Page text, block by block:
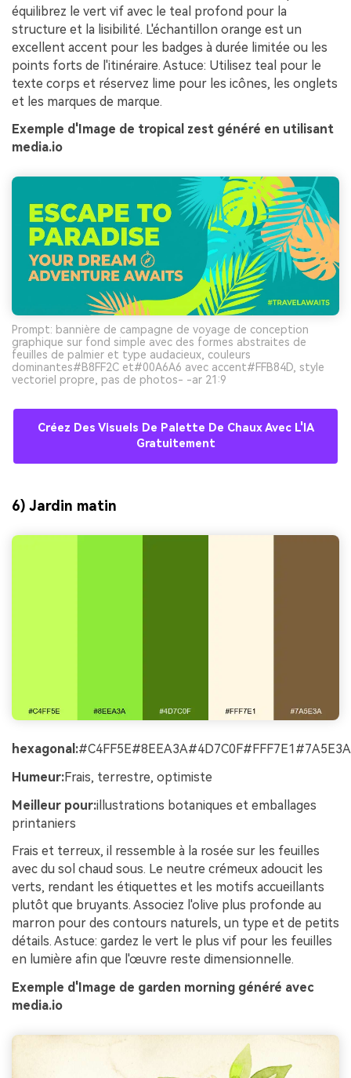
équilibrez le vert vif avec le teal profond pour la
structure et la lisibilité. L'échantillon orange est un
excellent accent pour les badges à durée limitée ou les
points forts de l'itinéraire. Astuce: Utilisez teal pour le
texte corps et réservez lime pour les icônes, les onglets
et les marques de marque.
Exemple d'Image de tropical zest généré en utilisant
media.io
Prompt: bannière de campagne de voyage de conception
graphique sur fond simple avec des formes abstraites de
feuilles de palmier et type audacieux, couleurs
dominantes#B8FF2C et#00A6A6 avec accent#FFB84D, style
vectoriel propre, pas de photos- -ar 21:9
Créez Des Visuels De Palette De Chaux Avec L'IA
Gratuitement
6) Jardin matin
hexagonal:#C4FF5E#8EEA3A#4D7C0F#FFF7E1#7A5E3A
Humeur:Frais, terrestre, optimiste
Meilleur pour:illustrations botaniques et emballages
printaniers
Frais et terreux, il ressemble à la rosée sur les feuilles
avec du sol chaud sous. Le neutre crémeux adoucit les
verts, rendant les étiquettes et les motifs accueillants
plutôt que bruyants. Associez l'olive plus profonde au
marron pour des contours naturels, un type et de petits
détails. Astuce: gardez le vert le plus vif pour les feuilles
en lumière afin que l'œuvre reste dimensionnelle.
Exemple d'Image de garden morning généré avec
media.io